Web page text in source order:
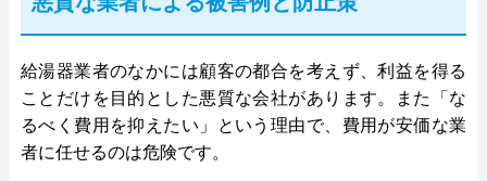
給湯器業者のなかには顧客の都合を考えず、利益を得る
ことだけを目的とした悪質な会社があります。また「な
るべく費用を抑えたい」という理由で、費用が安価な業
者に任せるのは危険です。